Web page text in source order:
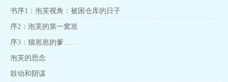
书序1：泡芙视角：被困仓库的日子
序2：泡芙的第一窝崽
序3：猫崽崽的爹……
泡芙的思念
鼓动和阴谋